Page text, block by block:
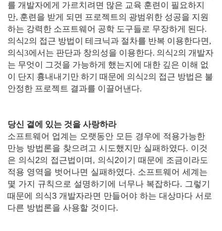
를 개발자에게 가르치려면 많은 교육 훈련이 필요하지
만, 훈련을 받게 되면 프로젝트의 광범위한 성공을 지원
하는 강력한 소프트웨어 공학 도구들로 무장하게 된다.
의식2의 접근 방법이 테크닉과 절차를 반복 이용한다면,
의식3에서는 판단과 창의성을 이용한다. 의식2의 개발자
는 무엇이 그것을 가능하게 했는지에 대한 깊은 이해 없
이 단지 흉내내기만 하기 때문에 의식2의 접근 방법은 불
안정한 프로젝트 결과를 이끌어낸다.
당신 곁에 있는 것을 사랑하라
소프트웨어 업계는 오랫동안 모든 경우에 적용가능한
만능 방법론을 찾으려고 시도했지만 실패하였다. 이것
은 의식2의 접근법이며, 의식2이기 때문에 조금이라도
적용 영역을 벗어나면 실패하였다. 소프트웨어 세계는
몇 가지 규칙으로 설명하기에 너무나 복잡하다. 그렇기
때문에 의식3 개발자라면 만들어야 하는 대상마다 서로
다른 방법론을 사용할 것이다.